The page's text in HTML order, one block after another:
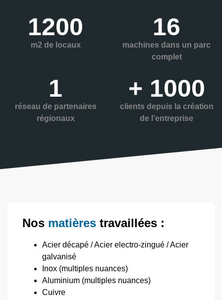
1200
m2 de locaux
16
machines dans un parc
complet
1
réseau de partenaires
régionaux
+ 1000
clients depuis la création
de l’entreprise
Nos matières travaillées :
Acier décapé / Acier electro-zingué / Acier
galvanisé
Inox (multiples nuances)
Aluminium (multiples nuances)
Cuivre